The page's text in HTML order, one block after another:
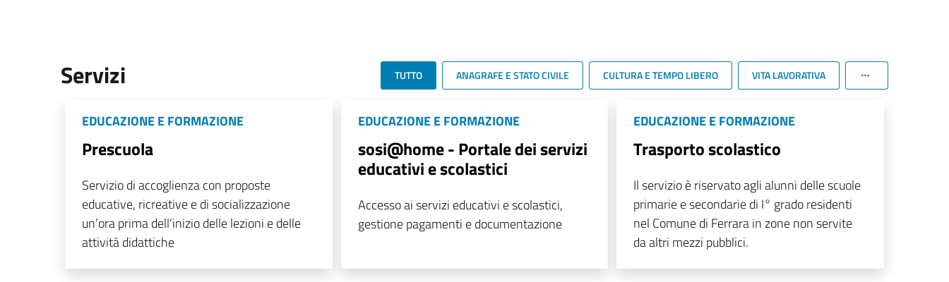
Servizi TUTTO ANAGRAFE E STATO CIVILE CULTURA E TEMPO LIBERO VITA LAVORATIVA
EDUCAZIONE E FORMAZIONE
Prescuola
Servizio di accoglienza con proposte
educative, ricreative e di socializzazione
un’ora prima dell’inizio delle lezioni e delle
attività didattiche
EDUCAZIONE E FORMAZIONE
sosi@home - Portale dei servizi
educativi e scolastici
Accesso ai servizi educativi e scolastici,
gestione pagamenti e documentazione
EDUCAZIONE E FORMAZIONE
Trasporto scolastico
Il servizio è riservato agli alunni delle scuole
primarie e secondarie di I° grado residenti
nel Comune di Ferrara in zone non servite
da altri mezzi pubblici.